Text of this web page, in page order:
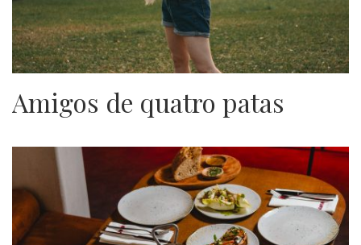
Amigos de quatro patas